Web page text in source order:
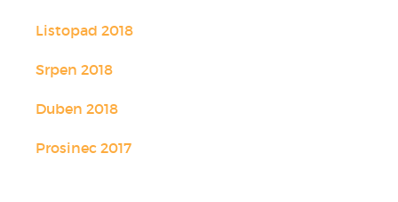
Listopad 2018
Srpen 2018
Duben 2018
Prosinec 2017